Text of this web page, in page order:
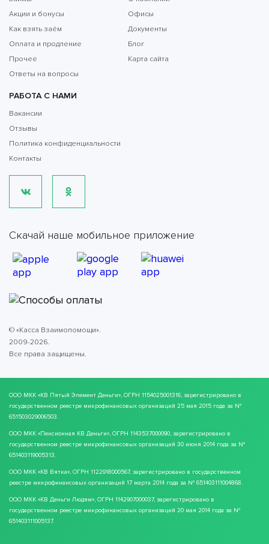
Акции и бонусы
Как взять заём
Оплата и продление
Прочее
Ответы на вопросы
Офисы
Документы
Блог
Карта сайта
РАБОТА С НАМИ
Вакансии
Отзывы
Политика конфиденциальности
Контакты
Скачай наше мобильное приложение
© «Касса Взаимопомощи».
2009-2026.
Все права защищены.
ООО МКК «КВ Пятый Элемент Деньги», ОГРН 1154025001316, зарегистрировано в
государственном реестре микрофинансовых организаций 25 мая 2015 года за №
651503029006503.
ООО МКК «Пенсионная КВ Деньги», ОГРН 1143537000090, зарегистрировано в
государственном реестре микрофинансовых организаций 30 июня 2014 года за №
651403119005313.
ООО МКК «КВ Вятка», ОГРН 1122918000567, зарегистрировано в государственном
реестре микрофинансовых организаций 17 марта 2014 года за № 651403111004868.
ООО МКК «КВ Деньги Людям», ОГРН 1142907000037, зарегистрировано в
государственном реестре микрофинансовых организаций 20 мая 2014 года за №
651403111005137.